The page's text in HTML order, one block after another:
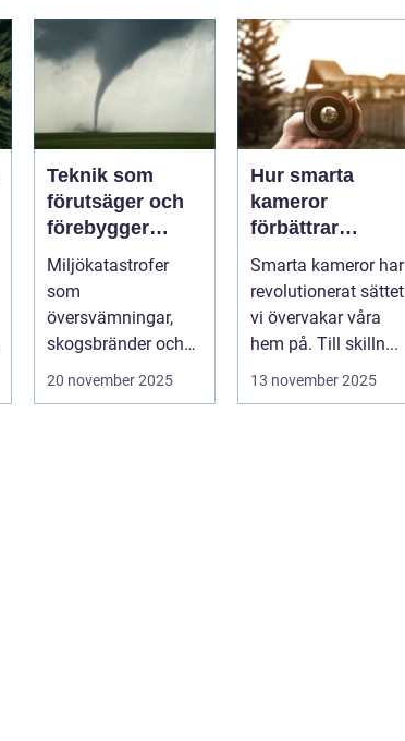
och oper...
Teknik som
förutsäger och
förebygger
miljökatastrofer
i realtid
Miljökatastrofer
som
översvämningar,
skogsbränder och
jordskred drabbar
20 november 2025
Hur smarta
kameror
förbättrar
hemövervakning
Smarta kameror har
revolutionerat sättet
vi övervakar våra
hem på. Till skilln...
13 november 2025